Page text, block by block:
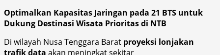
Optimalkan Kapasitas Jaringan pada 21 BTS untuk
Dukung Destinasi Wisata Prioritas di NTB
Di wilayah Nusa Tenggara Barat proyeksi lonjakan
trafik data akan meningkat sekitar